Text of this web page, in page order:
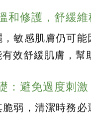
和修護，舒緩維
，敏感肌膚仍可
效舒緩肌膚，幫
：避免過度刺激
脆弱，清潔時務